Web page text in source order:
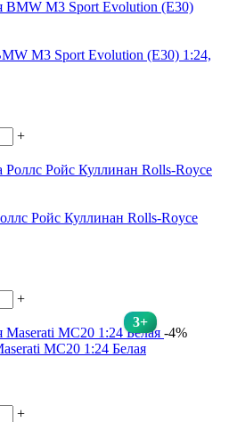
M3 Sport Evolution (E30) 1:24,
+
Ройс Куллинан Rolls-Royce
+
3+
-4%
MC20 1:24 Белая
+